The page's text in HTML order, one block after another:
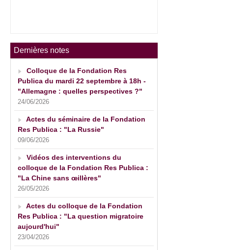
Dernières notes
Colloque de la Fondation Res
Publica du mardi 22 septembre à 18h -
"Allemagne : quelles perspectives ?"
24/06/2026
Actes du séminaire de la Fondation
Res Publica : "La Russie"
09/06/2026
Vidéos des interventions du
colloque de la Fondation Res Publica :
"La Chine sans œillères"
26/05/2026
Actes du colloque de la Fondation
Res Publica : "La question migratoire
aujourd'hui"
23/04/2026